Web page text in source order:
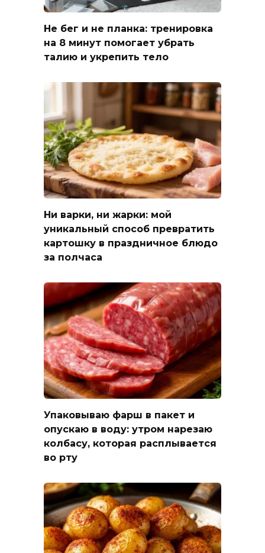
Не бег и не планка: тренировка
на 8 минут помогает убрать
талию и укрепить тело
Ни варки, ни жарки: мой
уникальный способ превратить
картошку в праздничное блюдо
за полчаса
Упаковываю фарш в пакет и
опускаю в воду: утром нарезаю
колбасу, которая расплывается
во рту